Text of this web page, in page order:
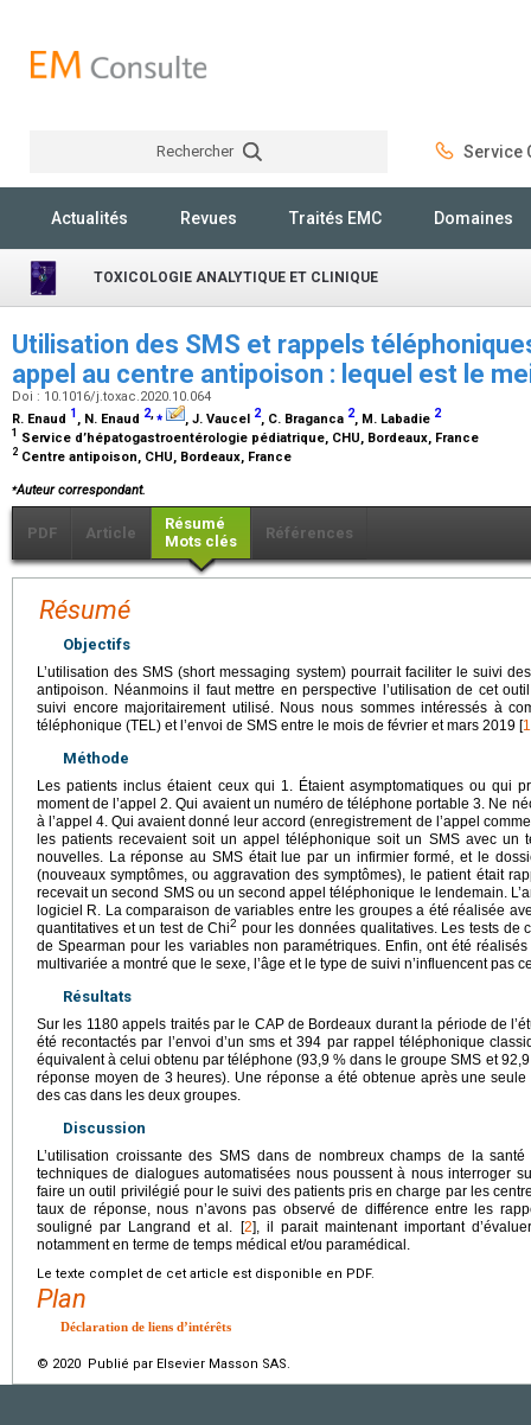
Rechercher Service
Actualités Revues Traités EMC Domaines
TOXICOLOGIE ANALYTIQUE ET CLINIQUE
Utilisation des SMS et rappels
appel au centre antipoison : lequel est le
Doi : 10.1016/j.toxac.2020.10.064
R. Enaud 1 , N. Enaud 2,⁎ , J. Vaucel 2, C. Braganca 2, M. Labadie 2
1 Service d’hépatogastroentérologie pédiatrique, CHU, Bordeaux, France
2 Centre antipoison, CHU, Bordeaux, France
⁎Auteur correspondant.
PDF Article
Résumé
Mots clés
Références
Résumé
Objectifs
L’utilisation des SMS (short messaging system) pourrait faciliter le suivi
antipoison. Néanmoins il faut mettre en perspective l’utilisation de cet
suivi encore majoritairement utilisé. Nous nous sommes intéressés à
téléphonique (TEL) et l’envoi de SMS entre le mois de février et mars 2019 [1
Méthode
Les patients inclus étaient ceux qui 1. Étaient asymptomatiques ou qui
moment de l’appel 2. Qui avaient un numéro de téléphone portable 3. Ne
à l’appel 4. Qui avaient donné leur accord (enregistrement de l’appel
les patients recevaient soit un appel téléphonique soit un SMS avec un
nouvelles. La réponse au SMS était lue par un infirmier formé, et le
(nouveaux symptômes, ou aggravation des symptômes), le patient était
recevait un second SMS ou un second appel téléphonique le lendemain.
logiciel R. La comparaison de variables entre les groupes a été réalisée
quantitatives et un test de Chi2 pour les données qualitatives. Les tests de
de Spearman pour les variables non paramétriques. Enfin, ont été
multivariée a montré que le sexe, l’âge et le type de suivi n’influencent pas
Résultats
Sur les 1180 appels traités par le CAP de Bordeaux durant la période de
été recontactés par l’envoi d’un sms et 394 par rappel téléphonique
équivalent à celui obtenu par téléphone (93,9 % dans le groupe SMS et
réponse moyen de 3 heures). Une réponse a été obtenue après une
des cas dans les deux groupes.
Discussion
L’utilisation croissante des SMS dans de nombreux champs de la
techniques de dialogues automatisées nous poussent à nous interroger
faire un outil privilégié pour le suivi des patients pris en charge par les
taux de réponse, nous n’avons pas observé de différence entre les
souligné par Langrand et al. [2], il parait maintenant important
notamment en terme de temps médical et/ou paramédical.
Le texte complet de cet article est disponible en PDF.
Plan
Déclaration de liens d’intérêts
© 2020 Publié par Elsevier Masson SAS.